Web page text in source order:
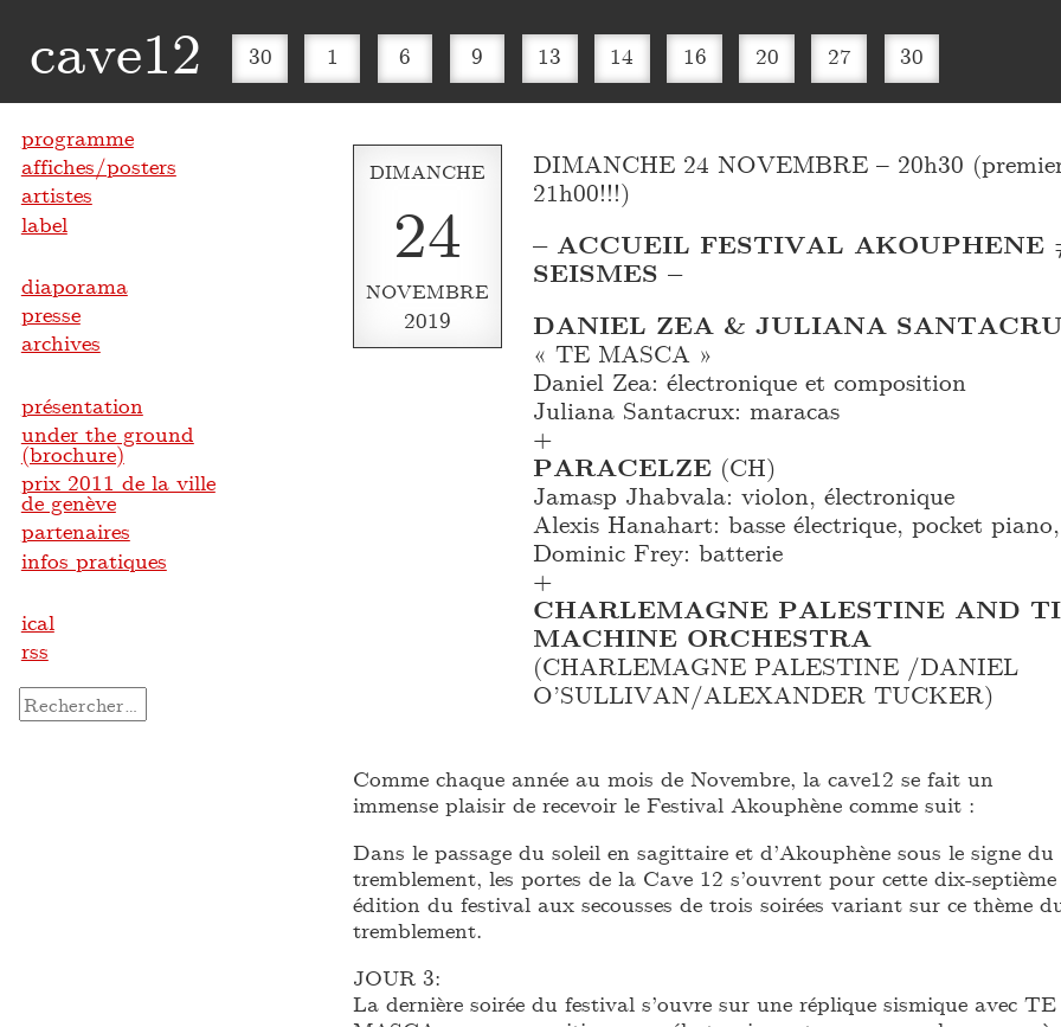
cave12 30 1 6 9 13 14 16 20 27 30
DIMANCHE
24
NOVEMBRE
2019
DIMANCHE 24 NOVEMBRE – 20h30
21h00!!!)
– ACCUEIL FESTIVAL AKOUPHENE
SEISMES –
DANIEL ZEA & JULIANA
« TE MASCA »
Daniel Zea: électronique et composition
Juliana Santacrux: maracas
+
PARACELZE (CH)
Jamasp Jhabvala: violon, électronique
Alexis Hanahart: basse électrique, pocket
Dominic Frey: batterie
+
CHARLEMAGNE PALESTINE AND
MACHINE ORCHESTRA
(CHARLEMAGNE PALESTINE /DANIEL
O’SULLIVAN/ALEXANDER TUCKER)
Comme chaque année au mois de Novembre, la cave12 se fait un
immense plaisir de recevoir le Festival Akouphène comme suit :
Dans le passage du soleil en sagittaire et d’Akouphène sous le signe du
tremblement, les portes de la Cave 12 s’ouvrent pour cette dix-septième
édition du festival aux secousses de trois soirées variant sur ce thème
tremblement.
JOUR 3:
La dernière soirée du festival s’ouvre sur une réplique sismique avec TE
programme
affiches/posters
artistes
label
diaporama
presse
archives
présentation
under the ground
(brochure)
prix 2011 de la ville
de genève
partenaires
infos pratiques
ical
rss
Rechercher :